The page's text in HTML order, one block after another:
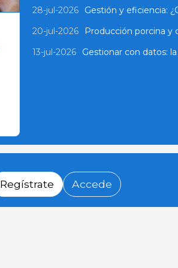
28-jul-2026
Gestión y eficiencia:
20-jul-2026
Producción porcina y
13-jul-2026
Gestionar con datos:
Regístrate Accede